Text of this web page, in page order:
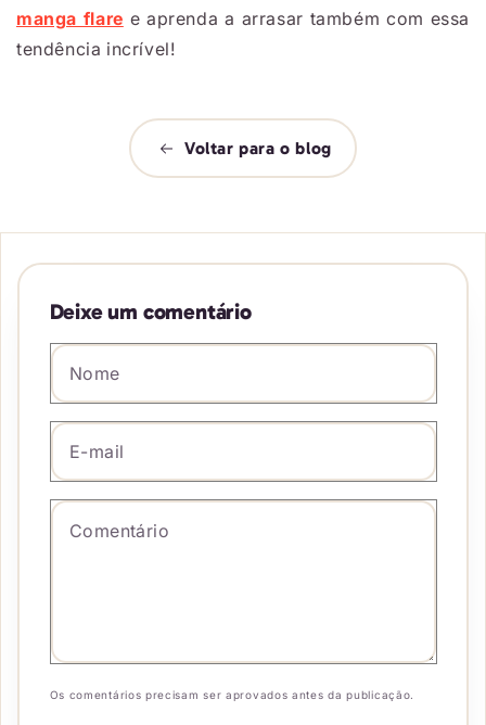
manga flare e aprenda a arrasar também com essa
tendência incrível!
Voltar para o blog
Deixe um comentário
Nome
E-mail
Comentário
Os comentários precisam ser aprovados antes da publicação.